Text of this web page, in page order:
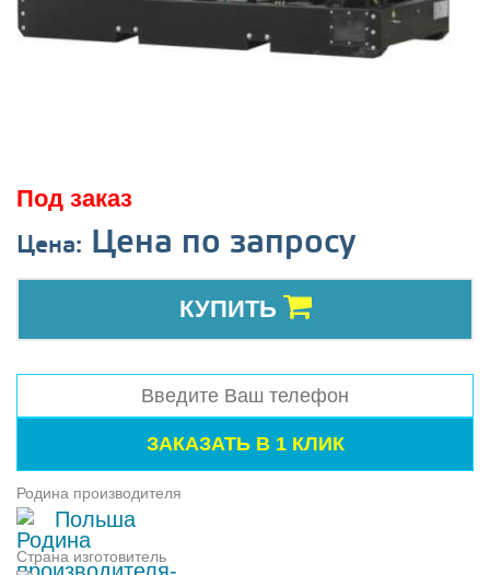
Под заказ
Цена: Цена по запросу
КУПИТЬ
Родина производителя
Польша
Страна изготовитель